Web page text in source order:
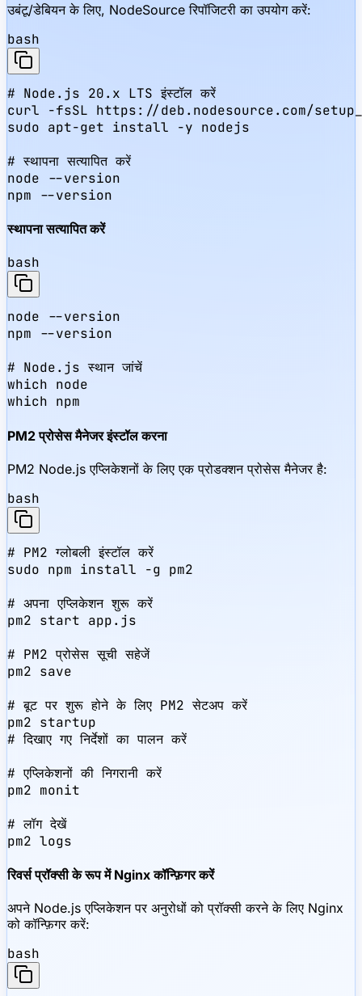
उबंटू/डेबियन के लिए, NodeSource रिपॉजिटरी का उपयोग करें:
bash
# Node.js 20.x LTS इंस्टॉल करें
curl -fsSL https://deb.nodesource.com/
sudo apt-get install -y nodejs
# स्थापना सत्यापित करें
node --version
npm --version
स्थापना सत्यापित करें
bash
node --version
npm --version
# Node.js स्थान जांचें
which node
which npm
PM2 प्रोसेस मैनेजर इंस्टॉल करना
PM2 Node.js एप्लिकेशनों के लिए एक प्रोडक्शन प्रोसेस मैनेजर है:
bash
# PM2 ग्लोबली इंस्टॉल करें
sudo npm install -g pm2
# अपना एप्लिकेशन शुरू करें
pm2 start app.js
# PM2 प्रोसेस सूची सहेजें
pm2 save
# बूट पर शुरू होने के लिए PM2 सेटअप करें
pm2 startup
# दिखाए गए निर्देशों का पालन करें
# एप्लिकेशनों की निगरानी करें
pm2 monit
# लॉग देखें
pm2 logs
रिवर्स प्रॉक्सी के रूप में Nginx कॉन्फ़िगर करें
अपने Node.js एप्लिकेशन पर अनुरोधों को प्रॉक्सी करने के लिए Nginx
को कॉन्फ़िगर करें:
bash